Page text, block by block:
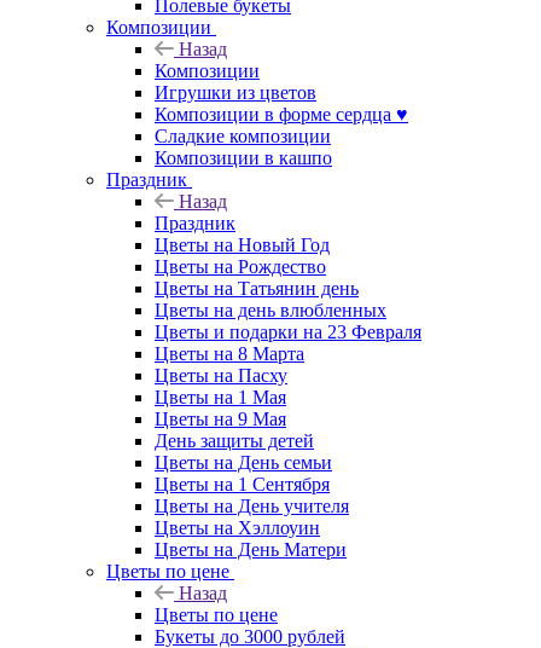
Полевые букеты
Композиции
Назад
Композиции
Игрушки из цветов
Композиции в форме сердца ♥
Сладкие композиции
Композиции в кашпо
Праздник
Назад
Праздник
Цветы на Новый Год
Цветы на Рождество
Цветы на Татьянин день
Цветы на день влюбленных
Цветы и подарки на 23 Февраля
Цветы на 8 Марта
Цветы на Пасху
Цветы на 1 Мая
Цветы на 9 Мая
День защиты детей
Цветы на День семьи
Цветы на 1 Сентября
Цветы на День учителя
Цветы на Хэллоуин
Цветы на День Матери
Цветы по цене
Назад
Цветы по цене
Букеты до 3000 рублей